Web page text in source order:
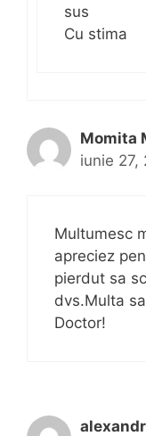
sus
Cu stima
Momita
iunie 27,
Multumesc
apreciez
pierdut sa
dvs.Multa
Doctor!